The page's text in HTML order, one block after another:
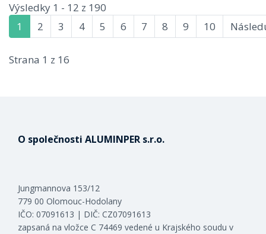
Výsledky 1 - 12 z 190
1
2 3 4 5 6 7 8 9 10
Strana 1 z 16
O společnosti ALUMINPER s.r.o.
Jungmannova 153/12
779 00 Olomouc-Hodolany
IČO: 07091613 | DIČ: CZ07091613
zapsaná na vložce C 74469 vedené u Krajského soudu v